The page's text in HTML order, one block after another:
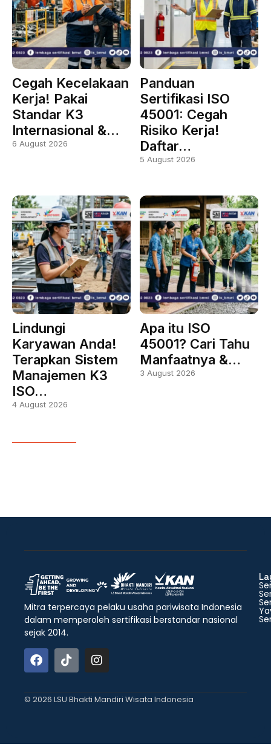
Cegah Kecelakaan
Kerja! Pakai
Standar K3
Internasional &…
6 August 2026
Panduan
Sertifikasi ISO
45001: Cegah
Risiko Kerja!
Daftar…
5 August 2026
Lindungi
Karyawan Anda!
Terapkan Sistem
Manajemen K3
ISO…
4 August 2026
Apa itu ISO
45001? Cari Tahu
Manfaatnya &…
3 August 2026
Mitra terpercaya pelaku usaha pariwisata Indonesia
dalam memperoleh sertifikasi berstandar nasional
sejak 2014.
© 2026 LSU Bhakti Mandiri Wisata Indonesia